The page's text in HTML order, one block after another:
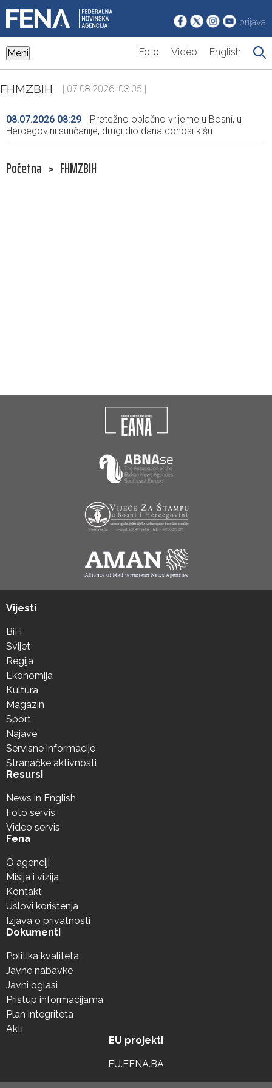
prijava
Meni Foto Video English
FHMZBIH | 07.08.2026. 03:05 |
08.07.2026 08:29
Pretežno oblačno vrijeme u Bosni, u
Hercegovini sunčanije, drugi dio dana donosi kišu
Početna > FHMZBIH
Vijesti
BiH
Svijet
Regija
Ekonomija
Kultura
Magazin
Sport
Najave
Servisne informacije
Stranačke aktivnosti
Resursi
News in English
Foto servis
Video servis
Fena
O agenciji
Misija i vizija
Kontakt
Uslovi korištenja
Izjava o privatnosti
Dokumenti
Politika kvaliteta
Javne nabavke
Javni oglasi
Pristup informacijama
Plan integriteta
Akti
EU projekti
EU.FENA.BA